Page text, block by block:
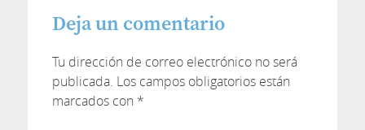
Deja un comentario
Tu dirección de correo electrónico no será
publicada. Los campos obligatorios están
marcados con *